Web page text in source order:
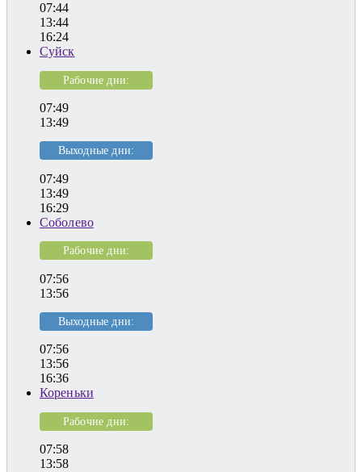
07:44
13:44
16:24
Суйск
Рабочие дни:
07:49
13:49
Выходные дни:
07:49
13:49
16:29
Соболево
Рабочие дни:
07:56
13:56
Выходные дни:
07:56
13:56
16:36
Кореньки
Рабочие дни:
07:58
13:58